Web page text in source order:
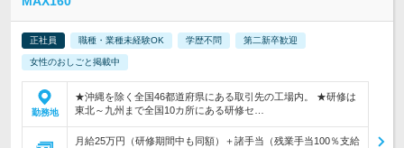
正社員 職種・業種未経験OK 学歴不問 第二新卒歓迎
女性のおしごと掲載中
勤務地
★沖縄を除く全国46都道府県にある取引先の工場内。 ★研修は
東北～九州まで全国10カ所にある研修セ…
月給25万円（研修期間中も同額）＋諸手当（残業手当100％支給